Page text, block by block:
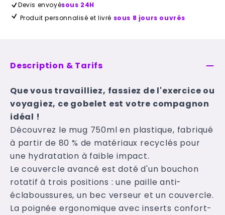
Devis envoyésous 24H
Produit personnalisé et livré sous 8 jours ouvrés
Description & Tarifs
Que vous travailliez, fassiez de l'exercice ou
voyagiez, ce gobelet est votre compagnon
idéal !
Découvrez le mug 750ml en plastique, fabriqué
à partir de 80 % de matériaux recyclés pour
une hydratation à faible impact.
Le couvercle avancé est doté d'un bouchon
rotatif à trois positions : une paille anti-
éclaboussures, un bec verseur et un couvercle.
La poignée ergonomique avec inserts confort-